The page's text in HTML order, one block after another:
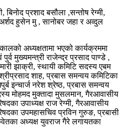
बिनोद प्रशाद बसौला ,सन्तोष रेग्मी,
हुसेन मु , सानोबर जहा र अव्दुल
अध्यक्षतामा भएको कार्यक्रममा
पुर्व मुख्यमन्त्री राजेन्द्र प्रसाद पाण्डे ,
झाक्री, स्थायी कमिटि सदस्य एबम
शाह, प्रबास समन्वय कमिटिका
इन्चार्ज नरेश श्रेष्ठ, प्रबास समन्वय
मोहमद मुक्तादा मुसलमान, गैरआवासीय
उपाध्यक्ष राज रेग्मी, गैरआवासीय
उपमहासचिव प्रविन गुरुङ, प्रबासी
अध्यक्ष युवराज गैरे लगायतका